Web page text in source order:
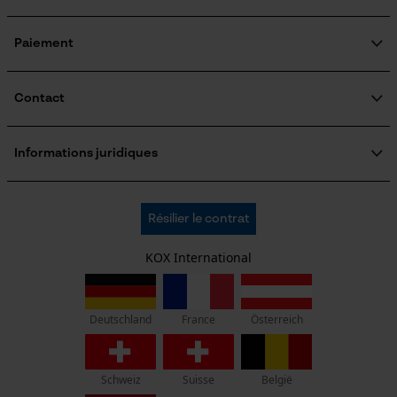
Optique/motif
surfaces réfléchissantes, bandes réfléchissantes,
décontracté
Newsletter
Si vous acceptez le tracking personnalisé, nous pourrons vous faire
parvenir des offres promotionnelles personnalisées dans notre
newsletter. Vos coordonnées ne seront pas transmises à des tiers.
clic; pour ce faire, chaque newsletter affiche un lien tout en bas de
* Champs obligatoires
*** Valable à partir d'un montant de 100,- €
Salutation personnelle
Géo-IP et détection des
utilisateurs
Vidéos YouTube
Google Maps
Prise de contact par chat